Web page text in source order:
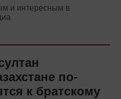
и интересным в
по-
к братскому